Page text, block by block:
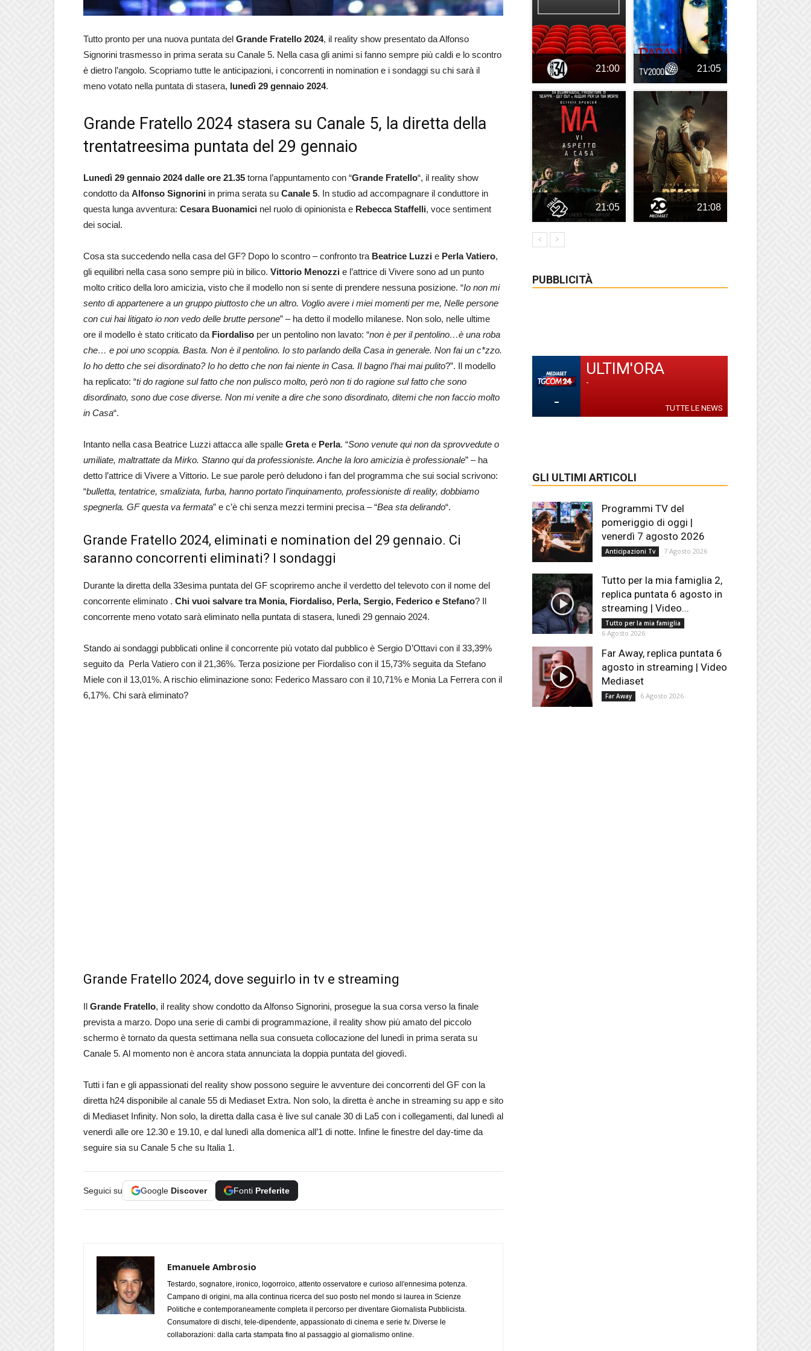
Tutto pronto per una nuova puntata del Grande Fratello 2024, il reality show presentato da Alfonso
Signorini trasmesso in prima serata su Canale 5. Nella casa gli animi si fanno sempre più caldi e lo scontro
è dietro l’angolo. Scopriamo tutte le anticipazioni, i concorrenti in nomination e i sondaggi su chi sarà il
meno votato nella puntata di stasera, lunedì 29 gennaio 2024.
Grande Fratello 2024 stasera su Canale 5, la diretta della
trentatreesima puntata del 29 gennaio
Lunedì 29 gennaio 2024 dalle ore 21.35 torna l’appuntamento con “Grande Fratello“, il reality show
condotto da Alfonso Signorini in prima serata su Canale 5. In studio ad accompagnare il conduttore in
questa lunga avventura: Cesara Buonamici nel ruolo di opinionista e Rebecca Staffelli, voce sentiment
dei social.
Cosa sta succedendo nella casa del GF? Dopo lo scontro – confronto tra Beatrice Luzzi e Perla Vatiero,
gli equilibri nella casa sono sempre più in bilico. Vittorio Menozzi e l’attrice di Vivere sono ad un punto
molto critico della loro amicizia, visto che il modello non si sente di prendere nessuna posizione. “Io non mi
sento di appartenere a un gruppo piuttosto che un altro. Voglio avere i miei momenti per me, Nelle persone
con cui hai litigato io non vedo delle brutte persone” – ha detto il modello milanese. Non solo, nelle ultime
ore il modello è stato criticato da Fiordaliso per un pentolino non lavato: “non è per il pentolino…è una roba
che… e poi uno scoppia. Basta. Non è il pentolino. Io sto parlando della Casa in generale. Non fai un c*zzo.
Io ho detto che sei disordinato? Io ho detto che non fai niente in Casa. Il bagno l’hai mai pulito?”. Il modello
ha replicato: “ti do ragione sul fatto che non pulisco molto, però non ti do ragione sul fatto che sono
disordinato, sono due cose diverse. Non mi venite a dire che sono disordinato, ditemi che non faccio molto
in Casa“.
Intanto nella casa Beatrice Luzzi attacca alle spalle Gretae Perla. “Sono venute qui non da sprovvedute o
umiliate, maltrattate da Mirko. Stanno qui da professioniste. Anche la loro amicizia è professionale” – ha
detto l’attrice di Vivere a Vittorio. Le sue parole però deludono i fan del programma che sui social scrivono:
“bulletta, tentatrice, smaliziata, furba, hanno portato l’inquinamento, professioniste di reality, dobbiamo
spegnerla. GF questa va fermata” e c’è chi senza mezzi termini precisa – “Bea sta delirando“.
Grande Fratello 2024, eliminati e nomination del 29 gennaio. Ci
saranno concorrenti eliminati? I sondaggi
Durante la diretta della 33esima puntata del GF scopriremo anche il verdetto del televoto con il nome del
concorrente eliminato . Chi vuoi salvare tra Monia, Fiordaliso, Perla, Sergio, Federico e Stefano? Il
concorrente meno votato sarà eliminato nella puntata di stasera, lunedì 29 gennaio 2024.
Stando ai sondaggi pubblicati online il concorrente più votato dal pubblico è Sergio D’Ottavi con il 33,39%
seguito da Perla Vatiero con il 21,36%. Terza posizione per Fiordaliso con il 15,73% seguita da Stefano
Miele con il 13,01%. A rischio eliminazione sono: Federico Massaro con il 10,71% e Monia La Ferrera con il
6,17%. Chi sarà eliminato?
Grande Fratello 2024, dove seguirlo in tv e streaming
Il Grande Fratello, il reality show condotto da Alfonso Signorini, prosegue la sua corsa verso la finale
prevista a marzo. Dopo una serie di cambi di programmazione, il reality show più amato del piccolo
schermo è tornato da questa settimana nella sua consueta collocazione del lunedì in prima serata su
Canale 5. Al momento non è ancora stata annunciata la doppia puntata del giovedì.
Tutti i fan e gli appassionati del reality show possono seguire le avventure dei concorrenti del GF con la
diretta h24 disponibile al canale 55 di Mediaset Extra. Non solo, la diretta è anche in streaming su app e sito
di Mediaset Infinity. Non solo, la diretta dalla casa è live sul canale 30 di La5 con i collegamenti, dal lunedì al
venerdì alle ore 12.30 e 19.10, e dal lunedì alla domenica all’1 di notte. Infine le finestre del day-time da
seguire sia su Canale 5 che su Italia 1.
Seguici su Google Discover Fonti Preferite
Emanuele Ambrosio
Testardo, sognatore, ironico, logorroico, attento osservatore e curioso all'ennesima potenza.
Campano di origini, ma alla continua ricerca del suo posto nel mondo si laurea in Scienze
Politiche e contemporaneamente completa il percorso per diventare Giornalista Pubblicista.
Consumatore di dischi, tele-dipendente, appassionato di cinema e serie tv. Diverse le
collaborazioni: dalla carta stampata fino al passaggio al giornalismo online.
21:00 21:05
21:05 21:08
PUBBLICITÀ
-
ULTIM'ORA
-
TUTTE LE NEWS
GLI ULTIMI ARTICOLI
Programmi TV del
pomeriggio di oggi |
venerdì 7 agosto 2026
Anticipazioni Tv 7 Agosto 2026
Tutto per la mia famiglia 2,
replica puntata 6 agosto in
streaming | Video...
Tutto per la mia famiglia
6 Agosto 2026
Far Away, replica puntata 6
agosto in streaming | Video
Mediaset
Far Away 6 Agosto 2026